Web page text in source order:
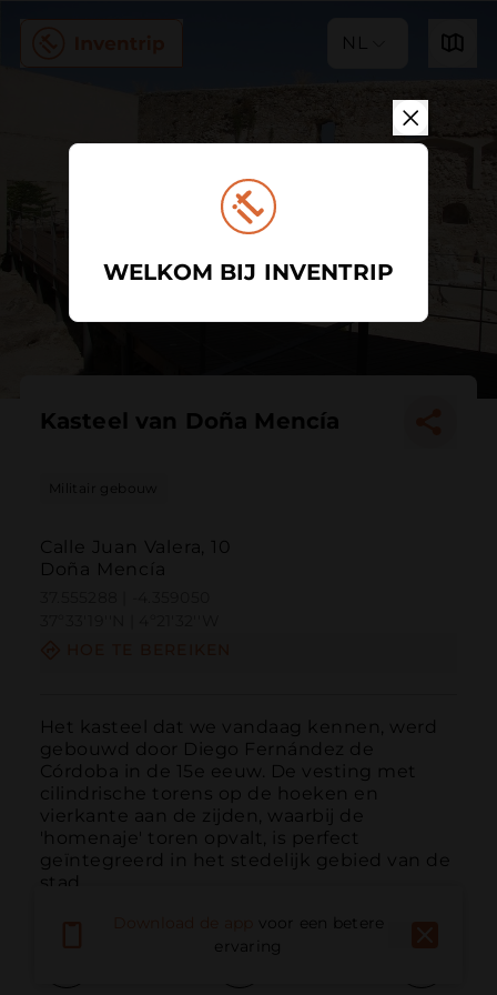
NL
Kasteel van Doña Mencía
Militair gebouw
Calle Juan Valera, 10
Doña Mencía
Het kasteel dat we vandaag kennen, werd
gebouwd door Diego Fernández de
Córdoba in de 15e eeuw. De vesting met
cilindrische torens op de hoeken en
vierkante aan de zijden, waarbij de
'homenaje' toren opvalt, is perfect
geïntegreerd in het stedelijk gebied van de
stad.
voor een betere
ervaring
WELKOM BIJ INVENTRIP